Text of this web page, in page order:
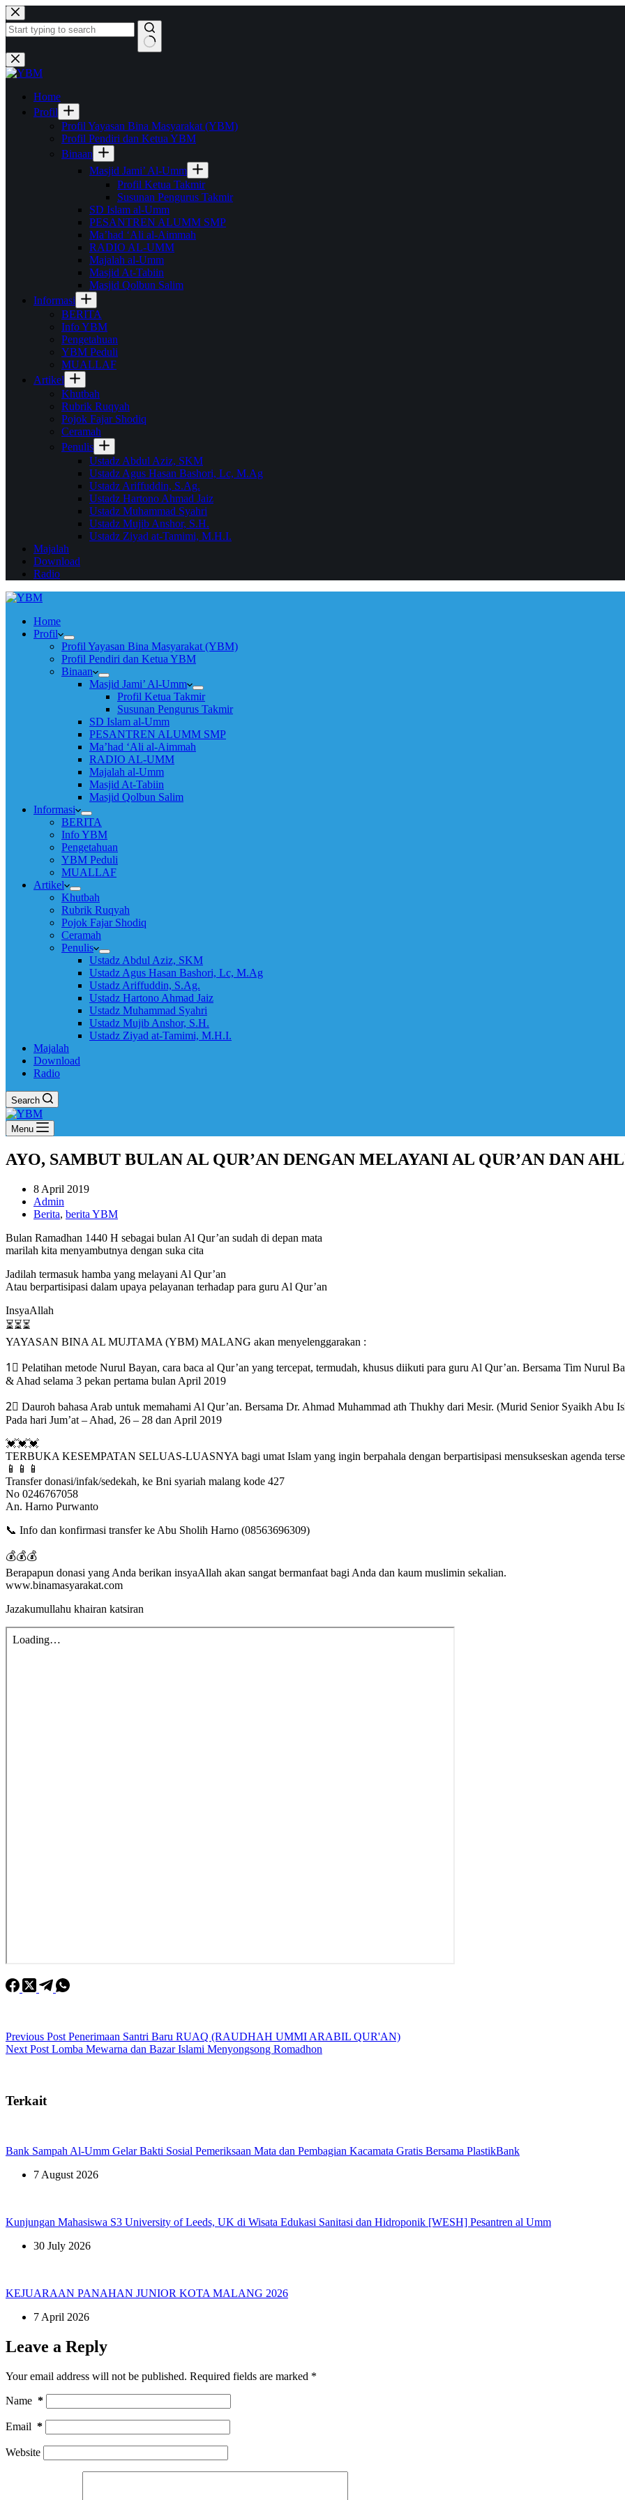
Skip
to
content
No
results
Home
Profil
Profil Yayasan Bina Masyarakat (YBM)
Profil Pendiri dan Ketua YBM
Binaan
Masjid Jami’ Al-Umm
Profil Ketua Takmir
Susunan Pengurus Takmir
SD Islam al-Umm
PESANTREN ALUMM SMP
Ma’had ‘Ali al-Aimmah
RADIO AL-UMM
Majalah al-Umm
Masjid At-Tabiin
Masjid Qolbun Salim
Informasi
BERITA
Info YBM
Pengetahuan
YBM Peduli
MUALLAF
Artikel
Khutbah
Rubrik Ruqyah
Pojok Fajar Shodiq
Ceramah
Penulis
Ustadz Abdul Aziz, SKM
Ustadz Agus Hasan Bashori, Lc, M.Ag
Ustadz Ariffuddin, S.Ag.
Ustadz Hartono Ahmad Jaiz
Ustadz Muhammad Syahri
Ustadz Mujib Anshor, S.H.
Ustadz Ziyad at-Tamimi, M.H.I.
Majalah
Download
Radio
Home
Profil
Profil Yayasan Bina Masyarakat (YBM)
Profil Pendiri dan Ketua YBM
Binaan
Masjid Jami’ Al-Umm
Profil Ketua Takmir
Susunan Pengurus Takmir
SD Islam al-Umm
PESANTREN ALUMM SMP
Ma’had ‘Ali al-Aimmah
RADIO AL-UMM
Majalah al-Umm
Masjid At-Tabiin
Masjid Qolbun Salim
Informasi
BERITA
Info YBM
Pengetahuan
YBM Peduli
MUALLAF
Artikel
Khutbah
Rubrik Ruqyah
Pojok Fajar Shodiq
Ceramah
Penulis
Ustadz Abdul Aziz, SKM
Ustadz Agus Hasan Bashori, Lc, M.Ag
Ustadz Ariffuddin, S.Ag.
Ustadz Hartono Ahmad Jaiz
Ustadz Muhammad Syahri
Ustadz Mujib Anshor, S.H.
Ustadz Ziyad at-Tamimi, M.H.I.
Majalah
Download
Radio
Search
Menu
AYO, SAMBUT BULAN AL QUR’AN DENGAN MELAYANI AL QUR’AN DAN
8 April 2019
Admin
Berita, berita YBM
Bulan Ramadhan 1440 H sebagai bulan Al Qur’an sudah di depan mata
marilah kita menyambutnya dengan suka cita
Jadilah termasuk hamba yang melayani Al Qur’an
Atau berpartisipasi dalam upaya pelayanan terhadap para guru Al Qur’an
InsyaAllah
⏳⏳⏳
YAYASAN BINA AL MUJTAMA (YBM) MALANG akan menyelenggarakan :
1⃣ Pelatihan metode Nurul Bayan, cara baca al Qur’an yang tercepat, termudah, khusus diikuti para guru Al Qur’an. Bersama Tim Nurul
& Ahad selama 3 pekan pertama bulan April 2019
2⃣ Dauroh bahasa Arab untuk memahami Al Qur’an. Bersama Dr. Ahmad Muhammad ath Thukhy dari Mesir. (Murid Senior Syaikh Abu
Pada hari Jum’at – Ahad, 26 – 28 dan April 2019
💓💓💓
TERBUKA KESEMPATAN SELUAS-LUASNYA bagi umat Islam yang ingin berpahala dengan berpartisipasi mensukseskan agenda
📱📱📱
Transfer donasi/infak/sedekah, ke Bni syariah malang kode 427
No 0246767058
An. Harno Purwanto
📞 Info dan konfirmasi transfer ke Abu Sholih Harno (08563696309)
💰💰💰
Berapapun donasi yang Anda berikan insyaAllah akan sangat bermanfaat bagi Anda dan kaum muslimin sekalian.
www.binamasyarakat.com
Jazakumullahu khairan katsiran
Previous Post Penerimaan Santri Baru RUAQ (RAUDHAH UMMI ARABIL QUR'AN)
Next Post Lomba Mewarna dan Bazar Islami Menyongsong Romadhon
Terkait
Bank Sampah Al-Umm Gelar Bakti Sosial Pemeriksaan Mata dan Pembagian Kacamata Gratis Bersama PlastikBank
7 August 2026
Kunjungan Mahasiswa S3 University of Leeds, UK di Wisata Edukasi Sanitasi dan Hidroponik [WESH] Pesantren al Umm
30 July 2026
KEJUARAAN PANAHAN JUNIOR KOTA MALANG 2026
7 April 2026
Leave a Reply
Your email address will not be published. Required fields are marked *
Name *
Email *
Website